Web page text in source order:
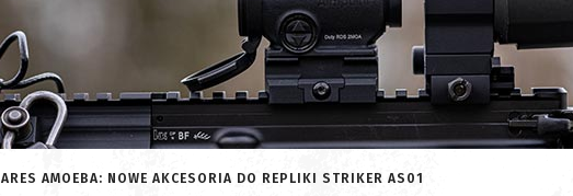
ARES AMOEBA: NOWE AKCESORIA DO REPLIKI STRIKER AS01